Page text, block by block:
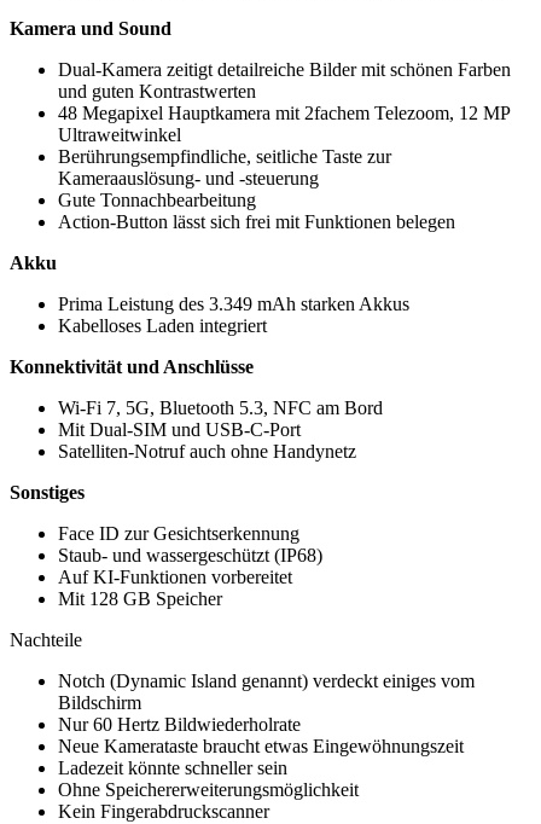
Kamera und Sound
Dual-Kamera zeitigt detailreiche Bilder mit schönen Farben
und guten Kontrastwerten
48 Megapixel Hauptkamera mit 2fachem Telezoom, 12 MP
Ultraweitwinkel
Berührungsempfindliche, seitliche Taste zur
Kameraauslösung- und -steuerung
Gute Tonnachbearbeitung
Action-Button lässt sich frei mit Funktionen belegen
Akku
Prima Leistung des 3.349 mAh starken Akkus
Kabelloses Laden integriert
Konnektivität und Anschlüsse
Wi-Fi 7, 5G, Bluetooth 5.3, NFC am Bord
Mit Dual-SIM und USB-C-Port
Satelliten-Notruf auch ohne Handynetz
Sonstiges
Face ID zur Gesichtserkennung
Staub- und wassergeschützt (IP68)
Auf KI-Funktionen vorbereitet
Mit 128 GB Speicher
Nachteile
Notch (Dynamic Island genannt) verdeckt einiges vom
Bildschirm
Nur 60 Hertz Bildwiederholrate
Neue Kamerataste braucht etwas Eingewöhnungszeit
Ladezeit könnte schneller sein
Ohne Speichererweiterungsmöglichkeit
Kein Fingerabdruckscanner